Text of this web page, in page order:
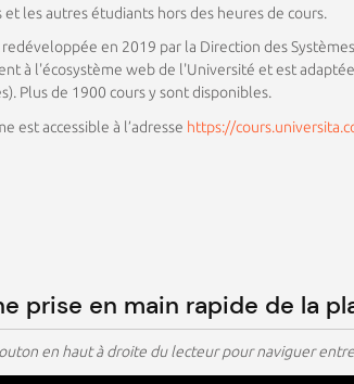
et les autres étudiants hors des heures de cours.
en 2019 par la Direction des
à l'écosystème web de l'Université et est
Plus de 1900 cours y sont disponibles.
est accessible à l’adresse https://
prise en main rapide de la
en haut à droite du lecteur pour naviguer